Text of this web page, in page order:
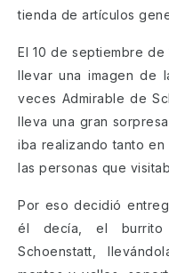
tienda de artículos
El 10 de septiembre
llevar una imagen de
veces Admirable de
lleva una gran
iba realizando tanto
las personas que
Por eso decidió
él decía, el
Schoenstatt,